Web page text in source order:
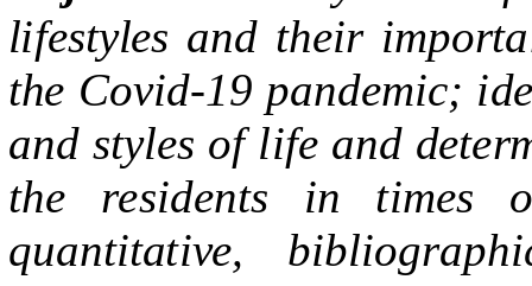
lifestyles and their importa
the Covid-19 pandemic; id
and styles oflife anddeter
the residents in times
quantitative, bibliograph